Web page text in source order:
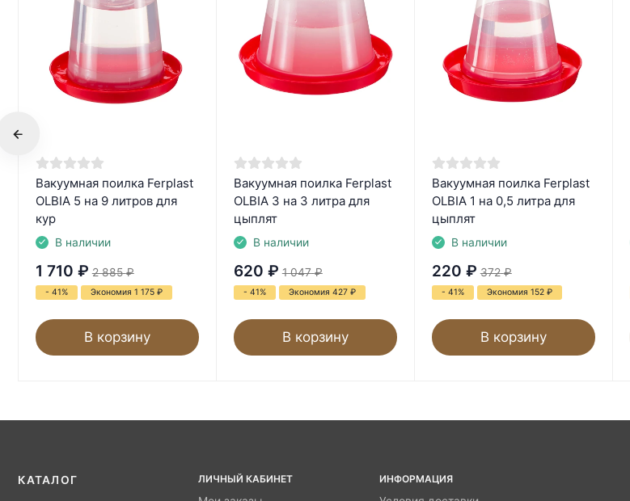
Вакуумная поилка Ferplast
OLBIA 5 на 9 литров для
кур
В наличии
1 710 ₽ 2 885 ₽
- 41% Экономия 1 175 ₽
В корзину
Вакуумная поилка Ferplast
OLBIA 3 на 3 литра для
цыплят
В наличии
620 ₽ 1 047 ₽
- 41% Экономия 427 ₽
В корзину
Вакуумная поилка Ferplast
OLBIA 1 на 0,5 литра для
цыплят
В наличии
220 ₽ 372 ₽
- 41% Экономия 152 ₽
В корзину
КАТАЛОГ ЛИЧНЫЙ КАБИНЕТ ИНФОРМАЦИЯ